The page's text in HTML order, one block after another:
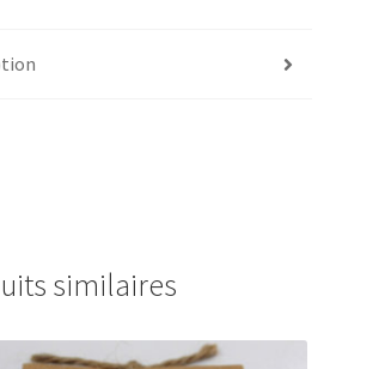
similaires